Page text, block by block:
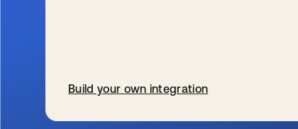
Build your own integration